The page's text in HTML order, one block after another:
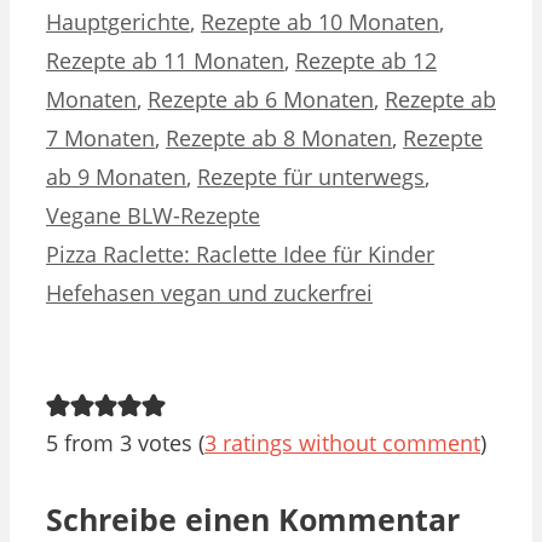
Hauptgerichte, Rezepte ab 10 Monaten,
Rezepte ab 11 Monaten, Rezepte ab 12
Monaten, Rezepte ab 6 Monaten, Rezepte ab
7 Monaten, Rezepte ab 8 Monaten, Rezepte
ab 9 Monaten, Rezepte für unterwegs,
Vegane BLW-Rezepte
Pizza Raclette: Raclette Idee für Kinder
Hefehasen vegan und zuckerfrei
5 from 3 votes (3 ratings without comment)
Schreibe einen Kommentar